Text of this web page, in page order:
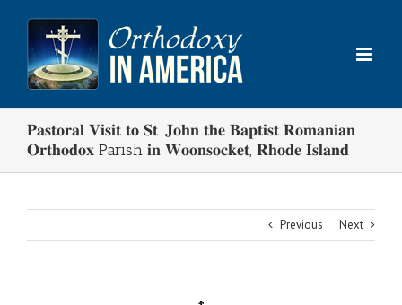
content
𝐏𝐚𝐬𝐭𝐨𝐫𝐚𝐥 𝐕𝐢𝐬𝐢𝐭 𝐭𝐨 𝐒𝐭. 𝐉𝐨𝐡𝐧 𝐭𝐡𝐞 𝐁𝐚𝐩𝐭𝐢𝐬𝐭 𝐑𝐨𝐦𝐚𝐧𝐢𝐚𝐧
𝐎𝐫𝐭𝐡𝐨𝐝𝐨𝐱 Parish 𝐢𝐧 𝐖𝐨𝐨𝐧𝐬𝐨𝐜𝐤𝐞𝐭, 𝐑𝐡𝐨𝐝𝐞 𝐈𝐬𝐥𝐚𝐧𝐝
Previous Next